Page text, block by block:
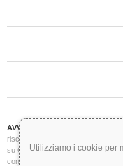
Utilizziamo i cookie per
AVVERTENZA IMPORTANTE:
rischi significativi. Potresti
su Coinpaprika sono fornite
consulenza finanziaria o di